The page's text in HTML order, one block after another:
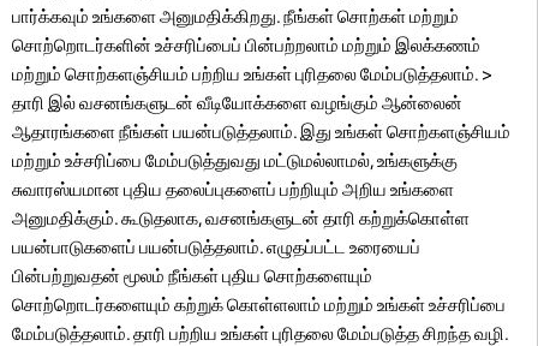
பார்க்கவும் உங்களை அனுமதிக்கிறது. நீங்கள் சொற்கள் மற்றும்
சொற்றொடர்களின் உச்சரிப்பைப் பின்பற்றலாம் மற்றும் இலக்கணம்
மற்றும் சொற்களஞ்சியம் பற்றிய உங்கள் புரிதலை மேம்படுத்தலாம். >
தாரி இல் வசனங்களுடன் வீடியோக்களை வழங்கும் ஆன்லைன்
ஆதாரங்களை நீங்கள் பயன்படுத்தலாம். இது உங்கள் சொற்களஞ்சியம்
மற்றும் உச்சரிப்பை மேம்படுத்துவது மட்டுமல்லாமல், உங்களுக்கு
சுவாரஸ்யமான புதிய தலைப்புகளைப் பற்றியும் அறிய உங்களை
அனுமதிக்கும். கூடுதலாக, வசனங்களுடன் தாரி கற்றுக்கொள்ள
பயன்பாடுகளைப் பயன்படுத்தலாம். எழுதப்பட்ட உரையைப்
பின்பற்றுவதன் மூலம் நீங்கள் புதிய சொற்களையும்
சொற்றொடர்களையும் கற்றுக் கொள்ளலாம் மற்றும் உங்கள் உச்சரிப்பை
மேம்படுத்தலாம். தாரி பற்றிய உங்கள் புரிதலை மேம்படுத்த சிறந்த வழி.